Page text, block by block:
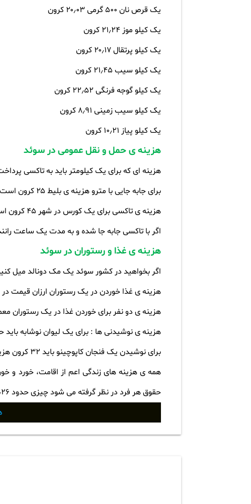
یک قرص نان ۵۰۰ گرمی ۲۰٫۰۳ کرون
یک کیلو موز ۲۱٫۲۴ کرون
یک کیلو پرتقال ۲۰٫۱۷ کرون
یک کیلو سیب ۲۱٫۴۵ کرون
یک کیلو گوجه فرنگی ۲۲٫۵۲ کرون
یک کیلو سیب زمینی ۸٫۹۱ کرون
یک کیلو پیاز ۱۰٫۲۱ کرون
هزینه ی حمل و نقل عمومی در سوئد
هزینه ای که برای یک کیلومتر باید به تاکسی پرداخت کنید
برای جابه جایی با مترو هزینه ی بلیط ۲۵ کرون است.
هزینه ی تاکسی برای یک کورس در شهر ۴۵ کرون است.
اگر با تاکسی جابه جا شده و به مدت یک ساعت راننده را منتظر
هزینه ی غذا و رستوران در سوئد
اگر بخواهید در کشور سوئد یک مک دونالد میل کنید باید ۷۰ کرون هزینه
هزینه ی غذا خوردن در یک رستوران ارزان قیمت در سوئد
هزینه ی دو نفر برای خوردن غذا در یک رستوران معمولی ۵۹۴٫۵۰
هزینه ی نوشیدنی ها : برای یک لیوان نوشابه باید حدود ۱۸٫۰۹ کرون هزینه باید
برای نوشیدن یک فنجان کاپوچینو باید ۳۲ کرون هزینه پرداخت کنید.
همه ی هزینه های زندگی اعم از اقامت، خورد و
حقوق هر فرد در نظر گرفته می شود چیزی حدود ۱۹٫۵۸۸٫۲۶ است.